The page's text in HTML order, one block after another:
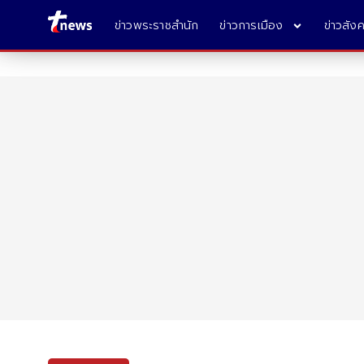
ข่าวพระราชสำนัก ข่าวการเมือง ข่าวสัง